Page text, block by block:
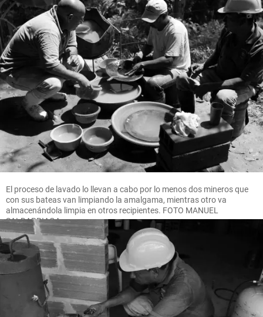
El proceso de lavado lo llevan a cabo por lo menos dos mineros que
con sus bateas van limpiando la amalgama, mientras otro va
almacenándola limpia en otros recipientes. FOTO MANUEL
SALDARRIAGA